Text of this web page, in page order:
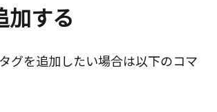
加する
グを追加したい場合は以下のコマ